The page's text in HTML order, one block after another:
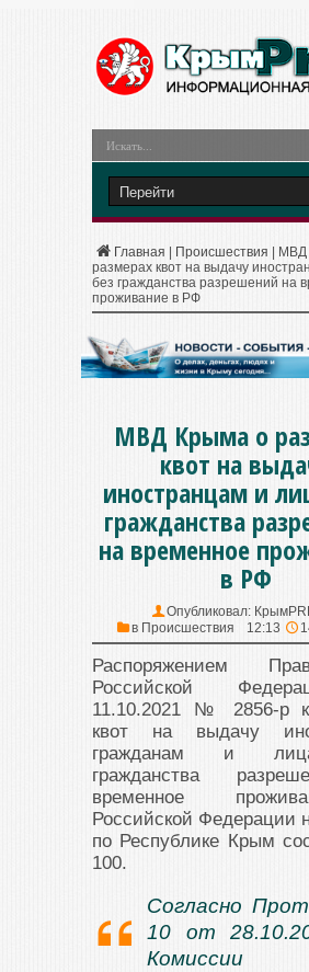
Главная Происшествия
МВД
размерах квот на выдачу
без гражданства разрешений на
проживание в РФ
МВД Крыма о
квот на
иностранцам и
гражданства
на временное
в РФ
Опубликовал:
в Происшествия 12:13
Распоряжением
Российской
11.10.2021 № 2856-р
квот на выдачу
гражданам и
гражданства
временное
Российской Федерации
по Республике Крым
100.
Согласно
10 от